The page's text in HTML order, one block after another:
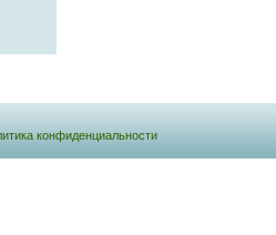
конфиденциальности